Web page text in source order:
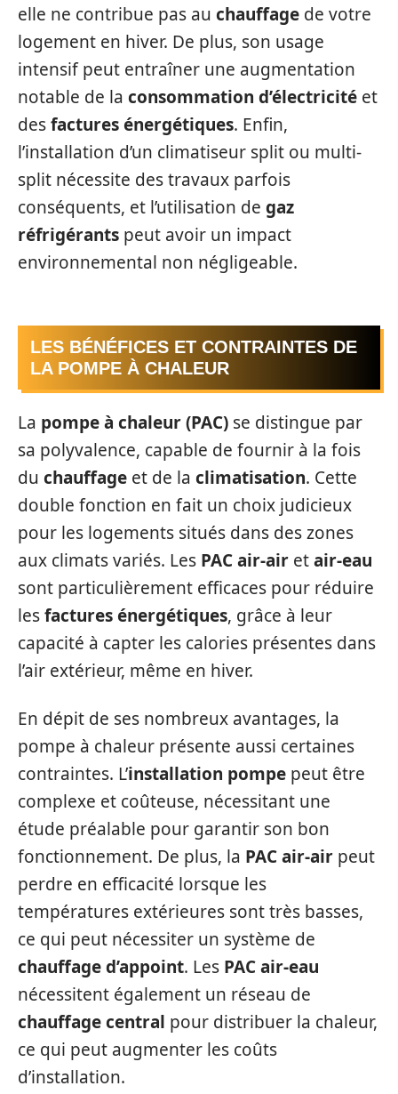
elle ne contribue pas au chauffage de votre
logement en hiver. De plus, son usage
intensif peut entraîner une augmentation
notable de la consommation d’électricité et
desfactures énergétiques. Enfin,
l’installation d’un climatiseur split ou multi-
split nécessite des travaux parfois
conséquents, et l’utilisation de gaz
réfrigérants peut avoir un impact
environnemental non négligeable.
LES BÉNÉFICES ET CONTRAINTES DE
LA POMPE À CHALEUR
La pompe à chaleur (PAC) se distingue par
sa polyvalence, capable de fournir à la fois
du chauffage et de la climatisation. Cette
double fonction en fait un choix judicieux
pour les logements situés dans des zones
aux climats variés. Les PAC air-air etair-eau
sont particulièrement efficaces pour réduire
lesfactures énergétiques, grâce à leur
capacité à capter les calories présentes dans
l’air extérieur, même en hiver.
En dépit de ses nombreux avantages, la
pompe à chaleur présente aussi certaines
contraintes. L’installation pompe peut être
complexe et coûteuse, nécessitant une
étude préalable pour garantir son bon
fonctionnement. De plus, la PAC air-air peut
perdre en efficacité lorsque les
températures extérieures sont très basses,
ce qui peut nécessiter un système de
chauffage d’appoint. Les PAC air-eau
nécessitent également un réseau de
chauffage central pour distribuer la chaleur,
ce qui peut augmenter les coûts
d’installation.